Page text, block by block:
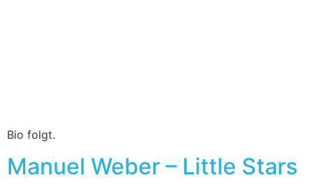
Bio folgt.
Manuel Weber – Little Stars